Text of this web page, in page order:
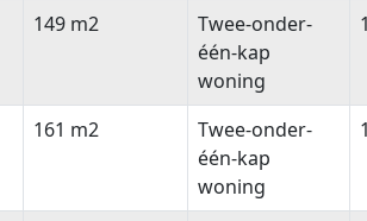
Oppervlakte Woningtype
149 m2
Twee-onder-
één-kap
woning
161 m2
Twee-onder-
één-kap
woning